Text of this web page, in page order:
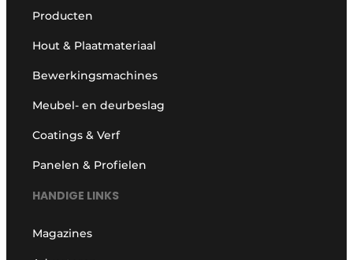
Producten
Hout & Plaatmateriaal
Bewerkingsmachines
Meubel- en deurbeslag
Coatings & Verf
Panelen & Profielen
HANDIGE LINKS
Magazines